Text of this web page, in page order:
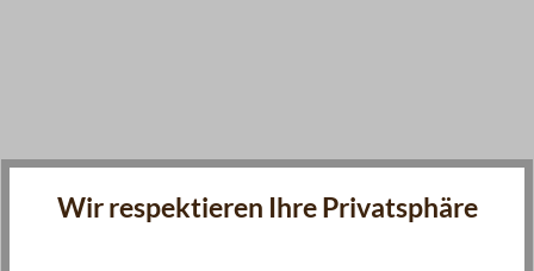
Wir respektieren Ihre Privatsphäre